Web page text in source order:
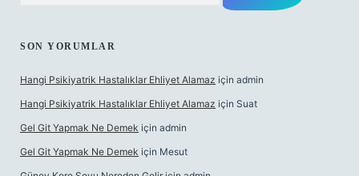
SON YORUMLAR
Hangi Psikiyatrik Hastalıklar Ehliyet Alamaz için admin
Hangi Psikiyatrik Hastalıklar Ehliyet Alamaz için Suat
Gel Git Yapmak Ne Demek için admin
Gel Git Yapmak Ne Demek için Mesut